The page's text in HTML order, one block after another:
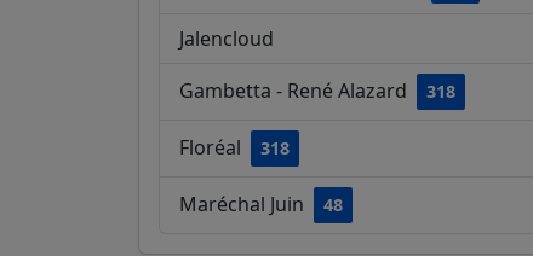
Jalencloud
Gambetta - René Alazard 318
Floréal 318
Maréchal Juin 48